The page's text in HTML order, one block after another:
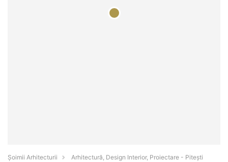
Șoimii Arhitecturii
Arhitectură, Design Interior, Proiectare - Piteşti